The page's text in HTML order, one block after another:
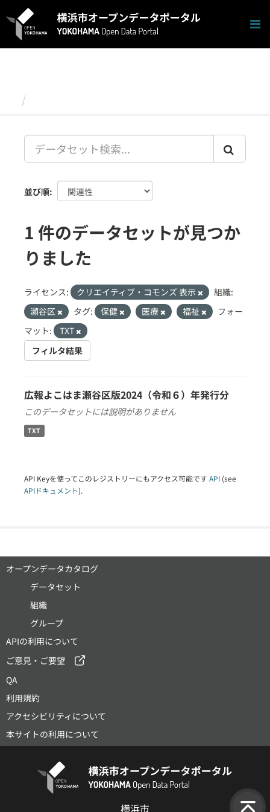
キ
並び順
1 件のデータセットが見つか
りました
ライセンス: クリエイティブ・コモンズ 表示
組織:
瀬谷区
タグ: 保健 医療 福祉
フォー
マット:
TXT
フィルタ結果
広報よこはま瀬谷区版2024（令和６）年発行分
このデータセットには説明がありません
TXT
API Keyを使ってこのレジストリーにもアクセス可能です API (see
APIドキュメント).
オープンデータカタログ
データセット
組織
グループ
APIの利用について
ご意見・ご要望
QA
利用規約
アクセシビリティについて
本サイトの利用について
横浜市